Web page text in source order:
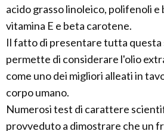
acido grasso linoleico, polifenoli
vitamina E e beta carotene.
Il fatto di presentare tutta questa
permette di considerare l'olio
come uno dei migliori alleati in
corpo umano.
Numerosi test di carattere
provveduto a dimostrare che un